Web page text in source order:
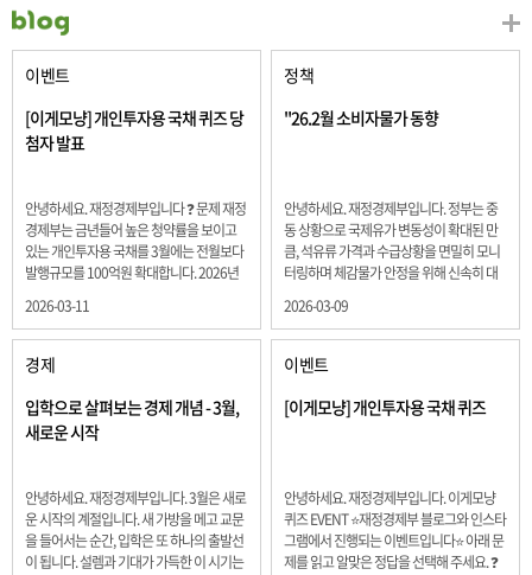
이벤트
[이게모냥] 개인투자용 국채 퀴즈 당
첨자 발표
안녕하세요. 재정경제부입니다 ❓ 문제 재정
경제부는 금년들어 높은 청약률을 보이고
있는 개인투자용 국채를 3월에는 전월보다
발행규모를 100억원 확대합니다. 2026년
5년물 600억원, 10년물 900억원, 20년물
300억원입니다. 그렇다면 3월 개인투자용
국채의 총 발행 예정 금액은 얼마일까요??
보기 ① 1,600억원 ② 1,700억원 ③ 1,800
억원 ④ 2,000억원 정답 : 1,800억원 참여해
주신 모든 분들 감사합니다! 당첨자분들에
게는 지난 이벤트 블로그 게시글에 비밀댓
전달드립니다.
2026-03-11
정책
"26.2월 소비자물가 동향
안녕하세요. 재정경제부입니다. 정부는 중
동 상황으로 국제유가 변동성이 확대된 만
큼, 석유류 가격과 수급상황을 면밀히 모니
터링하며 체감물가 안정을 위해 신속히 대
료품과 에너지를 제외하고 추세적 흐름을
보여주는 근원물가는 2.3% 상승 향후 지정
학적 요인, 기상여건 등 불확실성이 있는 만
큼, 정부는 체감물가 안정을 위해 총력을 다
할 계획입니다. 특히, 최근 중동 상황으로 국
제유가 변동성이 확대된 만큼, 석유류 가격･
다.
2026-03-09
경제
입학으로 살펴보는 경제 개념 - 3월,
새로운 시작
안녕하세요. 재정경제부입니다. 3월은 새로
운 시작의 계절입니다. 새 가방을 메고 교문
을 들어서는 순간, 입학은 또 하나의 출발선
이 됩니다. 설렘과 기대가 가득한 이 시기는
이벤트
[이게모냥] 개인투자용 국채 퀴즈
안녕하세요. 재정경제부입니다. 이게모냥
퀴즈 EVENT ⭐재정경제부 블로그와 인스타
그램에서 진행되는 이벤트입니다⭐ 아래 문
제를 읽고 알맞은 정답을 선택해 주세요. ❓